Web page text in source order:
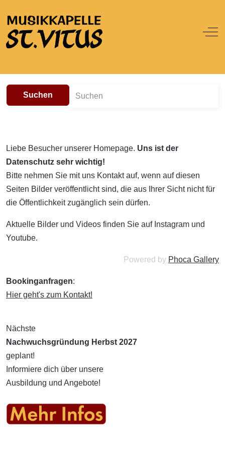
Off-
Suchen
Liebe Besucher unserer Homepage. Uns ist der
Datenschutz sehr wichtig!
Bitte nehmen Sie mit uns Kontakt auf, wenn auf diesen
Seiten Bilder veröffentlicht sind, die aus Ihrer Sicht nicht für
die Öffentlichkeit zugänglich sein dürfen.
Aktuelle Bilder und Videos finden Sie auf Instagram und
Youtube.
Powered by Phoca Gallery
Bookinganfragen:
Hier geht's zum Kontakt!
Nächste
Nachwuchsgründung Herbst 2027
geplant!
Informiere dich über unsere
Ausbildung und Angebote!